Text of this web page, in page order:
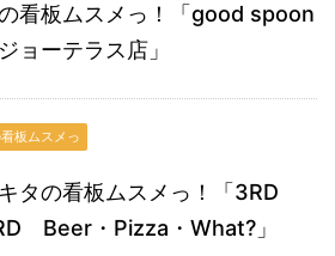
看板ムスメっ！「good spoon
ョーテラス店」
板ムスメっ
タの看板ムスメっ！「3RD
Beer・Pizza・What?」